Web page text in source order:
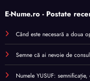
E-Nume.ro - Postate
Când este necesară a doua
Semne că ai nevoie de
Numele YUSUF: